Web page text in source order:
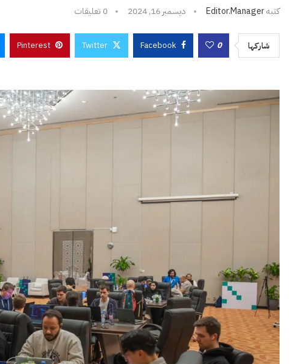
كتبهEditor.manager ديسمبر 16, 2024 0 تعليقات
شاركها 0
Facebook
Twitter
Pinterest